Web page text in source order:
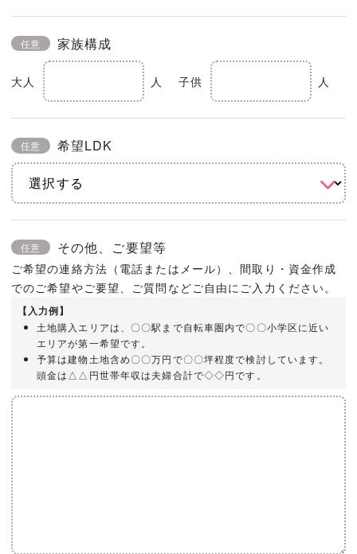
任意 家族構成
大人 人 子供 人
任意 希望LDK
任意 その他、ご要望等
ご希望の連絡方法（電話またはメール）、間取り・資金作成
でのご希望やご要望、ご質問などご自由にご入力ください。
【入力例】
土地購入エリアは、〇〇駅まで自転車圏内で〇〇小学区に近い
エリアが第一希望です。
予算は建物土地含め〇〇万円で〇〇坪程度で検討しています。
頭金は△△円世帯年収は夫婦合計で◇◇円です。